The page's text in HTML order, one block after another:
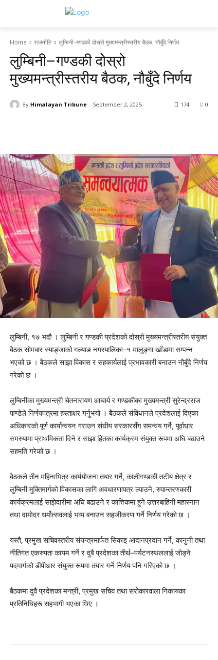
Home राजनीति लुम्बिनी–गण्डकी दोस्रो मुख्यमन्त्रीस्तरीय बैठक, नौबुँदे निर्णय
लुम्बिनी–गण्डकी दोस्रो
मुख्यमन्त्रीस्तरीय बैठक, नौबुँदे निर्णय
By Himalayan Tribune September 2, 2025 0
174
लुम्बिनी, १७ भदौ । लुम्बिनी र गण्डकी प्रदेशको दोस्रो मुख्यमन्त्रीस्तरीय संयुक्त
बैठक सोमबार स्याङ्जाको गल्याङ नगरपालिका–१ मालुङ्गा खाँडामा सम्पन्न
भएको छ । बैठकले साझा विकास र सहकार्यलाई प्रभावकारी बनाउन नौबुँदे निर्णय
गरेको छ ।
लुम्बिनीका मुख्यमन्त्री चेतनारायण आचार्य र गण्डकीका मुख्यमन्त्री सुरेन्द्रराज
पाण्डेले निर्णयपत्रमा हस्ताक्षर गर्नुभयो । बैठकले संविधानले प्रदेशलाई दिएका
अधिकारको पूर्ण कार्यान्वयन गराउन संघीय सरकारसँग समन्वय गर्ने, पूर्वाधार
समस्यामा प्राथमिकता दिने र साझा हितका कार्यक्रम संयुक्त रूपमा अघि बढाउने
सहमति गरेको छ ।
बैठकले तीन महिनाभित्र कार्ययोजना तयार गर्ने, कालीगण्डकी तटीय क्षेत्र र
लुम्बिनी मुक्तिमार्गको विकासका लागि अवधारणापत्र ल्याउने, रुपान्तरणकारी
कार्यक्रमलाई साझेदारीमा अघि बढाउने र कात्तिकमा हुने उत्तरबाहिनी महास्नान
तथा दामोदर धर्मोत्सवलाई भव्य बनाउन सहजीकरण गर्ने निर्णय गरेको छ ।
यस्तै, प्रमुख सचिवस्तरीय संयन्त्रमार्फत सिकाइ आदानप्रदान गर्ने, कानुनी तथा
नीतिगत एकरुपता कायम गर्ने र दुबै प्रदेशका तीर्थ–पर्यटनस्थललाई जोड्ने
पदमार्गको डीपीआर संयुक्त रूपमा तयार गर्ने निर्णय पनि गरिएको छ ।
बैठकमा दुवै प्रदेशका मन्त्री, प्रमुख सचिव तथा सरोकारवाला निकायका
प्रतिनिधिहरू सहभागी भएका थिए ।